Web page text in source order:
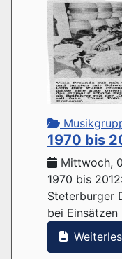
1970 bis
Mittwoch,
1970 bis
Steterburger
bei Einsätzen